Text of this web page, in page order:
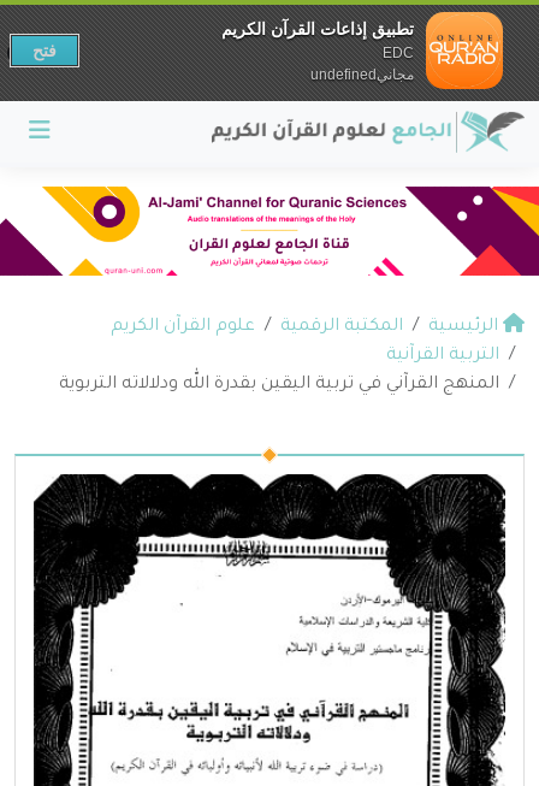
الرئيسية المكتبة الرقمية
علوم القرآن الكريم
التربية القرآنية
المنهج القرآني في تربية اليقين بقدرة الله ودلالاته التربوية
تطبيق إذاعات القرآن الكريم
EDC
مجانيundefined
فتح